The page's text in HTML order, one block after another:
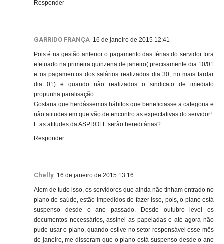
Responder
GARRIDO FRANÇA 16 de janeiro de 2015 12:41
Pois é na gestão anterior o pagamento das férias do servidor fora
efetuado na primeira quinzena de janeiro( precisamente dia 10/01
e os pagamentos dos salários realizados dia 30, no mais tardar
dia 01) e quando não realizados o sindicato de imediato
propunha paralisação.
Gostaria que herdássemos hábitos que beneficiasse a categoria e
não atitudes em que vão de encontro as expectativas do servidor!
E as atitudes da ASPROLF serão hereditárias?
Responder
Chelly 16 de janeiro de 2015 13:16
Alem de tudo isso, os servidores que ainda não tinham entrado no
plano de saúde, estão impedidos de fazer isso, pois, o plano está
suspenso desde o ano passado. Desde outubro levei os
documentos necessários, assinei as papeladas e até agora não
pude usar o plano, quando estive no setor responsável esse mês
de janeiro, me disseram que o plano está suspenso desde o ano